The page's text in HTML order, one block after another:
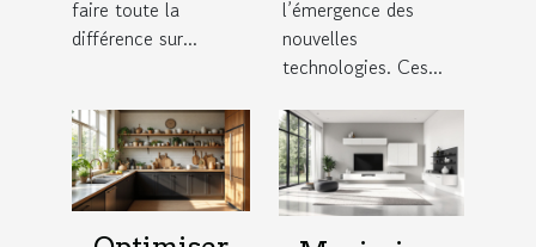
faire toute la
différence sur...
l’émergence des
nouvelles
technologies. Ces...